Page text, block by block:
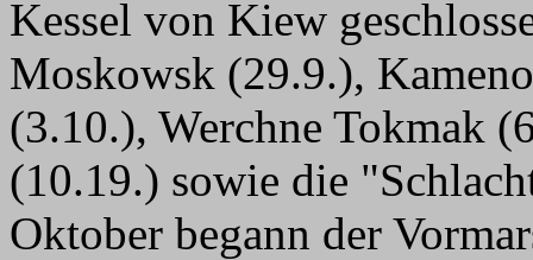
Kessel von Kiew
Moskowsk (29.9.),
(3.10.), Werchne Tokmak
(10.19.) sowie die
Oktober begann der